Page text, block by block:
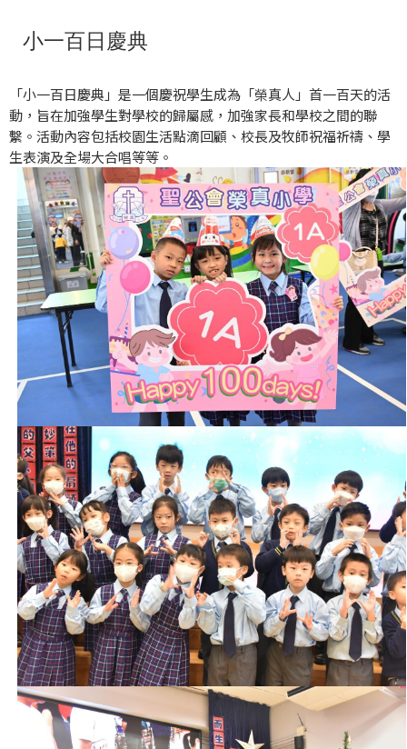
小一百日慶典
「小一百日慶典」是一個慶祝學生成為「榮真人」首一百天的活
動，旨在加強學生對學校的歸屬感，加強家長和學校之間的聯
繫。活動內容包括校園生活點滴回顧、校長及牧師祝福祈禱、學
生表演及全場大合唱等等。